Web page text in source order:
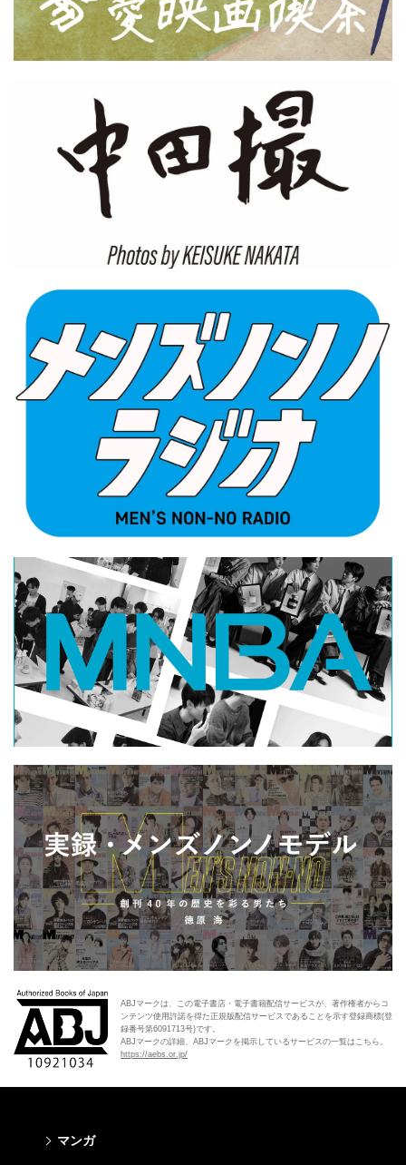
ABJマークは、この電子書店・電子書籍配信サービスが、著作権者からコ
ンテンツ使用許諾を得た正規版配信サービスであることを示す登録商標(登
録番号第6091713号)です。
ABJマークの詳細、ABJマークを掲示しているサービスの一覧はこちら。
https://aebs.or.jp/
マンガ